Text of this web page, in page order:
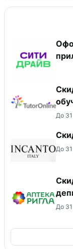
До
До
До